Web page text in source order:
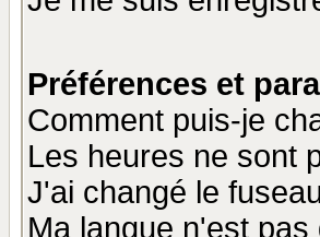
Préférences et
Comment puis-je
Les heures ne sont
J'ai changé le
Ma langue n'est